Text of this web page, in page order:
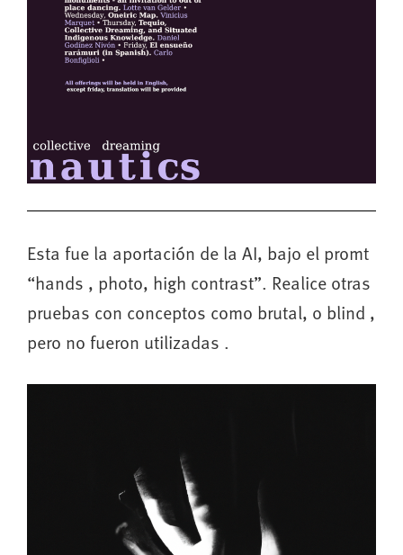
Esta fue la aportación de la AI, bajo el promt
“hands , photo, high contrast”. Realice otras
pruebas con conceptos como brutal, o blind ,
pero no fueron utilizadas .